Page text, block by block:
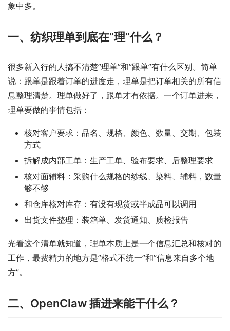
象中多。
一、纺织理单到底在”理”什么？
很多新入行的人搞不清楚”理单”和”跟单”有什么区别。简单
说：跟单是跟着订单的进度走，理单是把订单相关的所有信
息整理清楚。理单做好了，跟单才有依据。一个订单进来，
理单要做的事情包括：
核对客户要求：品名、规格、颜色、数量、交期、包装
方式
拆解成内部工单：生产工单、验布要求、后整理要求
核对面辅料：采购什么规格的纱线、染料、辅料，数量
够不够
和仓库核对库存：有没有现货或半成品可以调用
出货文件整理：装箱单、发货通知、质检报告
光看这个清单就知道，理单本质上是一个信息汇总和核对的
工作，最费精力的地方是”格式不统一”和”信息来自多个地
方”。
二、OpenClaw 插进来能干什么？